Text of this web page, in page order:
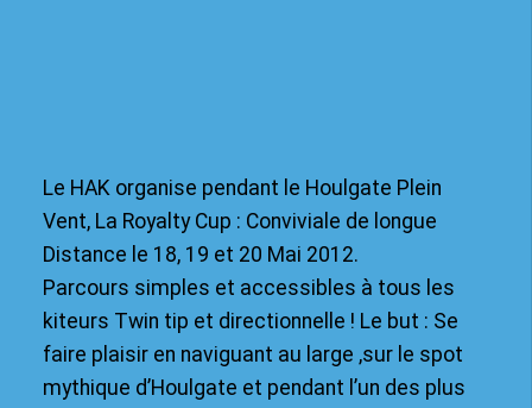
Le HAK organise pendant le Houlgate Plein
Vent, La Royalty Cup : Conviviale de longue
Distance le 18, 19 et 20 Mai 2012.
Parcours simples et accessibles à tous les
kiteurs Twin tip et directionnelle ! Le but : Se
faire plaisir en naviguant au large ,sur le spot
mythique d’Houlgate et pendant l’un des plus